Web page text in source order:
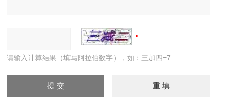
请输入计算结果（填写阿拉伯数字），如：三加四=7